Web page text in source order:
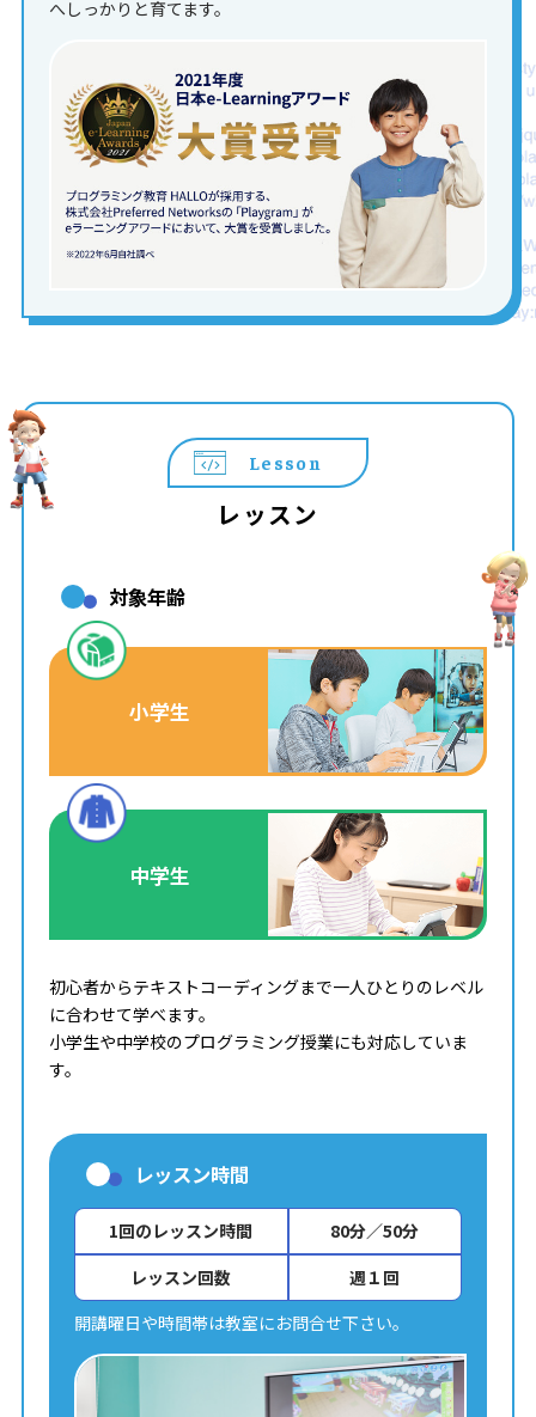
へしっかりと育てます。
Lesson
レッスン
対象年齢
小学生
中学生
初心者からテキストコーディングまで一人ひとりのレベル
に合わせて学べます。
小学生や中学校のプログラミング授業にも対応していま
す。
レッスン時間
1回のレッスン時間
80分／50分
レッスン回数
週１回
開講曜日や時間帯は教室にお問合せ下さい。